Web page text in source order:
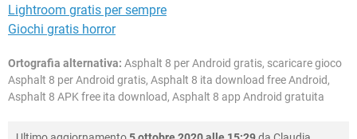
Lightroom gratis per sempre
Giochi gratis horror
Ortografia alternativa: Asphalt 8 per Android gratis, scaricare gioco
Asphalt 8 per Android gratis, Asphalt 8 ita download free Android,
Asphalt 8 APK free ita download, Asphalt 8 app Android gratuita